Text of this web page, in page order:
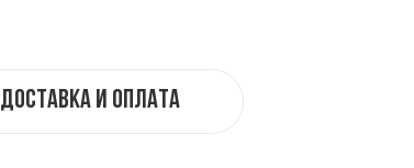
Доставка и оплата